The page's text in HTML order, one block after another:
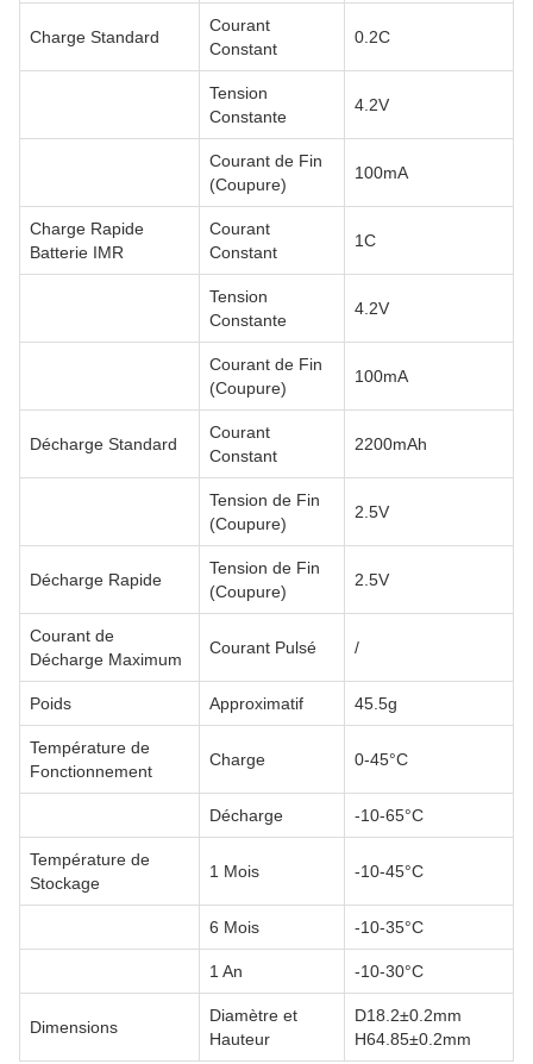
Charge Standard
Courant
Constant
0.2C
Tension
Constante
4.2V
Courant de Fin
(Coupure)
100mA
Charge Rapide
Batterie IMR
Courant
Constant
1C
Tension
Constante
4.2V
Courant de Fin
(Coupure)
100mA
Décharge Standard
Courant
Constant
2200mAh
Tension de Fin
(Coupure)
2.5V
Décharge Rapide
Tension de Fin
(Coupure)
2.5V
Courant de
Décharge Maximum
Courant Pulsé /
Poids Approximatif 45.5g
Température de
Fonctionnement
Charge 0-45°C
Décharge -10-65°C
Température de
Stockage
1 Mois -10-45°C
6 Mois -10-35°C
1 An -10-30°C
Dimensions
Diamètre et
Hauteur
D18.2±0.2mm
H64.85±0.2mm